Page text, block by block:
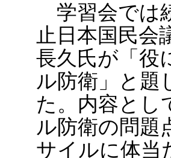
学習会では
止日本国民会
長久氏が「役
ル防衛」と題
た。内容とし
ル防衛の問題
サイルに体当